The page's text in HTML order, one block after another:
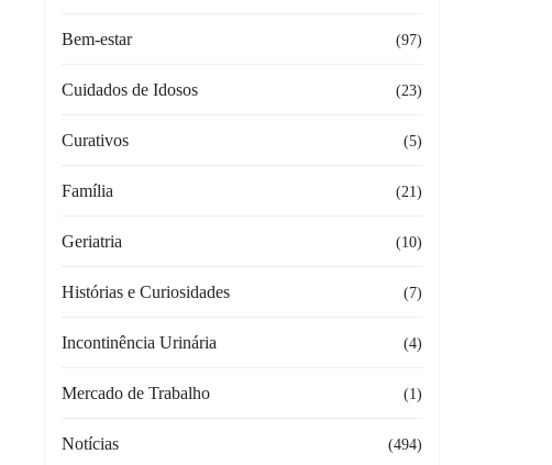
Bem-estar (97)
Cuidados de Idosos (23)
Curativos (5)
Família (21)
Geriatria (10)
Histórias e Curiosidades (7)
Incontinência Urinária (4)
Mercado de Trabalho (1)
Notícias (494)